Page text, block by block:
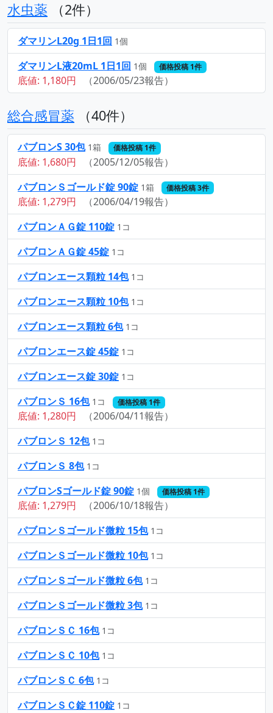
水虫薬 （2件）
ダマリンL20g 1日1回 1個
ダマリンL液20mL 1日1回 1個 価格投稿 1件
底値: 1,180円 （2006/05/23報告）
総合感冒薬 （40件）
パブロンS 30包 1箱 価格投稿 1件
底値: 1,680円
（2005/12/05報告）
パブロンＳゴールド錠 90錠 1箱 価格投稿 3件
底値: 1,279円
（2006/04/19報告）
パブロンＡＧ錠 110錠 1コ
パブロンＡＧ錠 45錠 1コ
パブロンエース顆粒 14包 1コ
パブロンエース顆粒 10包 1コ
パブロンエース顆粒 6包 1コ
パブロンエース錠 45錠 1コ
パブロンエース錠 30錠 1コ
パブロンＳ 16包 1コ 価格投稿 1件
底値: 1,280円
（2006/04/11報告）
パブロンＳ 12包 1コ
パブロンＳ 8包 1コ
パブロンSゴールド錠 90錠 1個 価格投稿 1件
底値: 1,279円
（2006/10/18報告）
パブロンＳゴールド微粒 15包 1コ
パブロンＳゴールド微粒 10包 1コ
パブロンＳゴールド微粒 6包 1コ
パブロンＳゴールド微粒 3包 1コ
パブロンＳＣ 16包 1コ
パブロンＳＣ 10包 1コ
パブロンＳＣ 6包 1コ
パブロンＳＣ錠 110錠 1コ